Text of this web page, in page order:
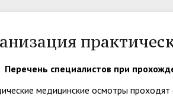
Перечень специалистов при
медицинские осмотры